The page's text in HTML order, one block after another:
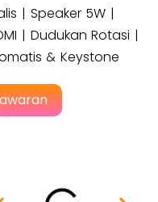
| Speaker 5W |
| Dudukan Rotasi |
& Keystone